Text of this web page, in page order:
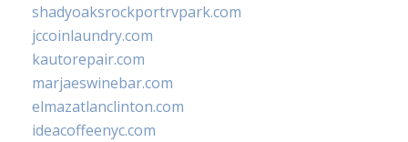
shadyoaksrockportrvpark.com
jccoinlaundry.com
kautorepair.com
marjaeswinebar.com
elmazatlanclinton.com
ideacoffeenyc.com